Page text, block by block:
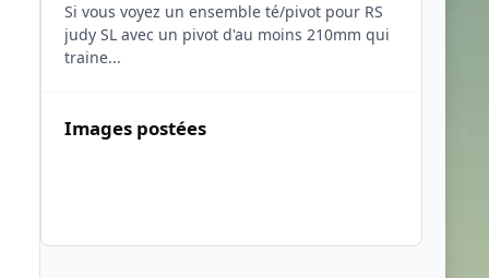
Si vous voyez un ensemble té/pivot pour RS
judy SL avec un pivot d'au moins 210mm qui
traine...
Images postées